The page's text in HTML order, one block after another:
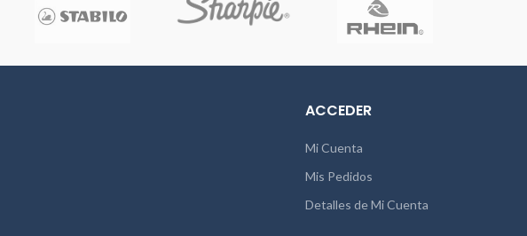
ACCEDER
Mi Cuenta
Mis Pedidos
Detalles de Mi Cuenta